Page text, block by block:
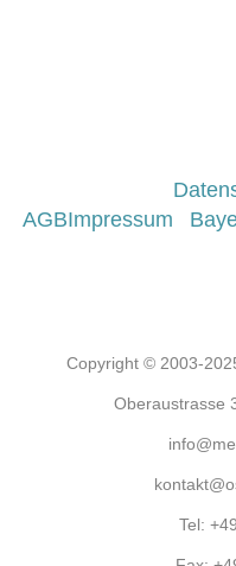
AGBImpressum
Copyright © 2003-
Oberaustrasse
Tel: